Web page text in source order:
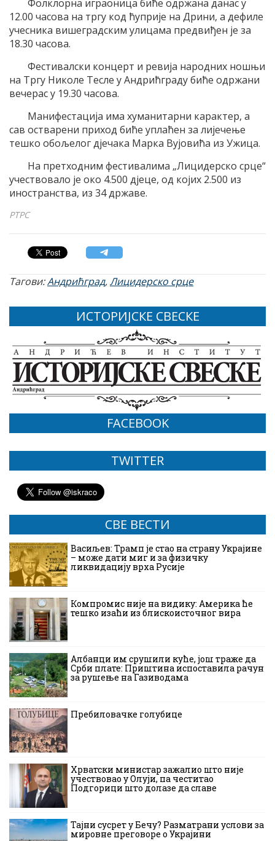
Фолклорна играоница биће одржана данас у
12.00 часова на тргу код ћуприје на Дрини, а дефиле
учесника вишеградским улицама предвиђен је за
18.30 часова.
Фестивалски концерт и ревија народних ношњи
на Тргу Николе Тесле у Андрићграду биће одржани
вечерас у 19.30 часова.
Манифестација има хуманитарни карактер, а
сав остварени приход биће уплаћен за лијечење
тешко обољелог дјечака Марка Вујовића из Ужица.
На претходним фестивалима „Лицидерско срце“
учествовало је око 4.500 дјеце, од којих 2.500 из
иностранства, из 34 државе.
РТРС
Тагови:Андрићград,Лицидерско срце
ИСТОРИЈСКЕ СВЕСКЕ
FACEBOOK
TWITTER
СВЕ ВЕСТИ
Васиљев: Трамп је стао на страну Украјине
– може дати миг и за физичку
ликвидацију врха Русије
Компромис није на видику: Америка ће
тешко изаћи из блискоисточног вира
Албанци им срушили куће, још траже да
Срби плате: Приштина испоставила рачун
за рушење на Газиводама
Пребиловачке голубице
Хрватски министар зажалио што није
учествовао у Олуји, па честитао
Подгорици што долазе да славе
Тајни сусрет у Бечу? Разматрани услови за
мировне преговоре о Украјини